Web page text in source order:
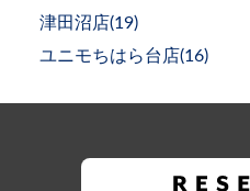
津田沼店(19)
ユニモちはら台店(16)